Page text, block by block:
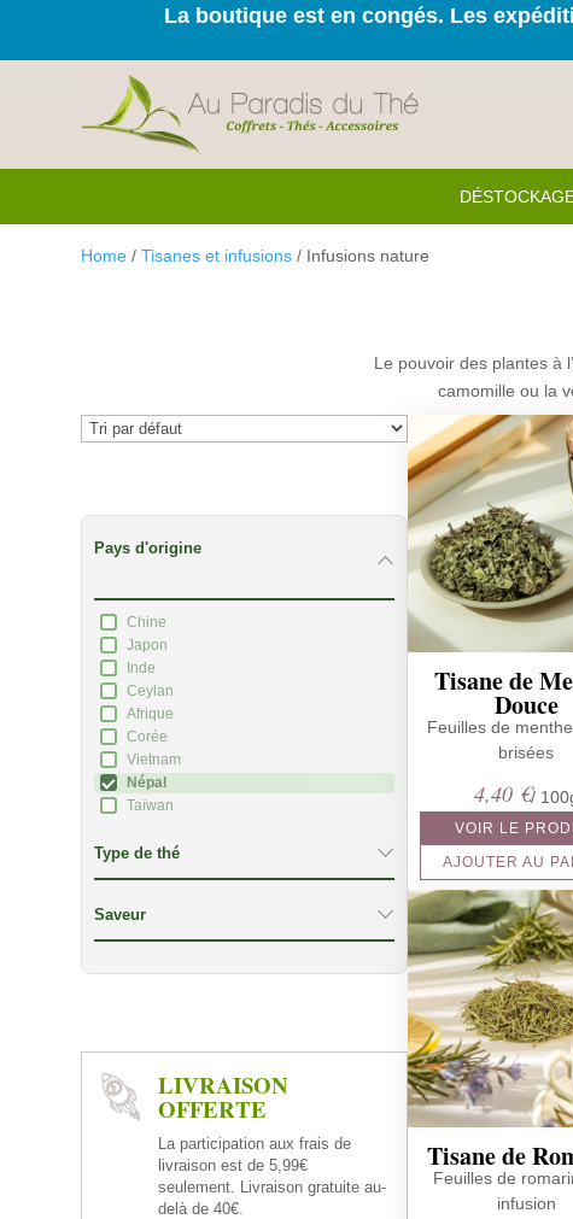
La boutique est en congés. Les
Home /Tisanes et infusions / Infusions nature
Le pouvoir des plantes à
camomille ou la
Pays d'origine
Chine
Japon
Inde
Ceylan
Afrique
Corée
Vietnam
Népal
Taïwan
Type de thé
Saveur
LIVRAISON
OFFERTE
La participation aux frais de
livraison est de 5,99€
seulement. Livraison gratuite au-
delà de 40€.
Tisane de
Douce
Feuilles de
brisées
4,40 €/
VOIR LE
AJOUTER AU
Tisane de
Feuilles de
infusion